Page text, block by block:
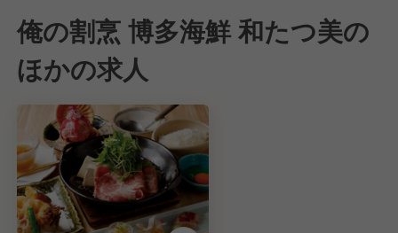
俺の割烹 博多海鮮 和たつ美の
ほかの求人